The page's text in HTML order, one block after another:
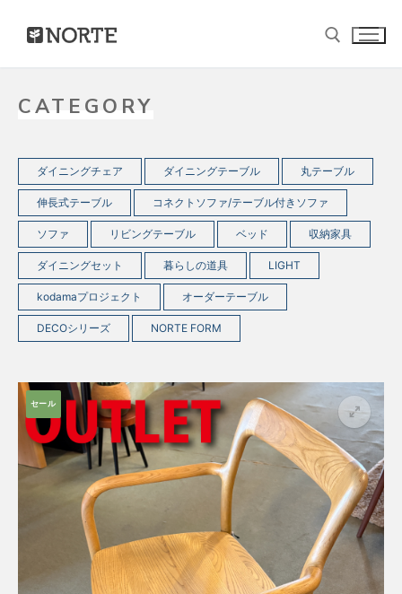
CATEGORY
ダイニングチェア ダイニングテーブル 丸テーブル
伸長式テーブル コネクトソファ/テーブル付きソファ
ソファ リビングテーブル ベッド 収納家具
ダイニングセット 暮らしの道具 LIGHT
kodamaプロジェクト オーダーテーブル
DECOシリーズ NORTE FORM
セール